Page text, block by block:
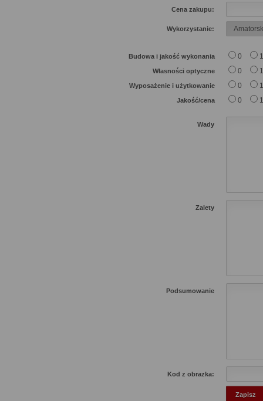
Cena zakupu:
Wykorzystanie:
Budowa i jakość wykonania 0 1
Własności optyczne 0 1
Wyposażenie i użytkowanie 0 1
Jakość/cena 0 1
Wady
Zalety
Podsumowanie
Kod z obrazka: